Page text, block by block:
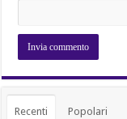
Recenti Popolari